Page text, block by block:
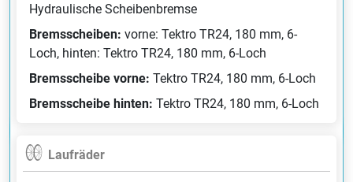
Hydraulische Scheibenbremse
Bremsscheiben: vorne: Tektro TR24, 180 mm, 6-
Loch, hinten: Tektro TR24, 180 mm, 6-Loch
Bremsscheibe vorne: Tektro TR24, 180 mm, 6-Loch
Bremsscheibe hinten: Tektro TR24, 180 mm, 6-Loch
Laufräder